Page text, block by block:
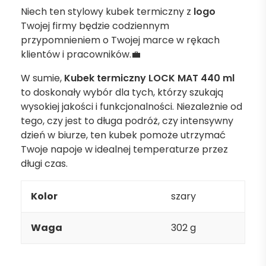
Niech ten stylowy kubek termiczny z logo
Twojej firmy będzie codziennym
przypomnieniem o Twojej marce w rękach
klientów i pracowników.💼
W sumie, Kubek termiczny LOCK MAT 440 ml
to doskonały wybór dla tych, którzy szukają
wysokiej jakości i funkcjonalności. Niezależnie od
tego, czy jest to długa podróż, czy intensywny
dzień w biurze, ten kubek pomoże utrzymać
Twoje napoje w idealnej temperaturze przez
długi czas.
Kolor szary
Waga 302 g